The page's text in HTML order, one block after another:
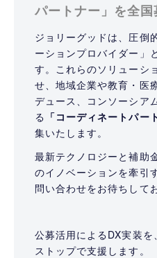
パートナー」を全
ジョリーグッドは、圧倒
ーションプロバイダー」
す。これらのソリューシ
せ、地域企業や教育・医
デュース、コンソーシア
る 「コーディネートパー
集いたします。
最新テクノロジーと補助
のイノベーションを牽引
問い合わせをお待ちして
公募活用によるDX実装
ストップで支援します。